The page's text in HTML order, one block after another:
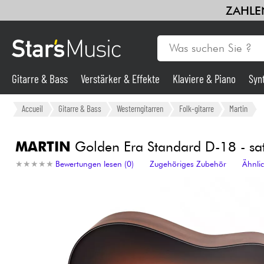
Gitarre & Bass
Synths & samplers
Violinen & Quartett
Gitarre & Bass Verstärker & Effekte Klaviere & Piano
Accueil Gitarre & Bass Westerngitarren Folk-gitarre Martin
MARTIN Golden Era Standard D-18 -
★ ★ ★ ★ ★
★ ★ ★ ★ ★ Bewertungen lesen (0) Zugehöriges Zubehör